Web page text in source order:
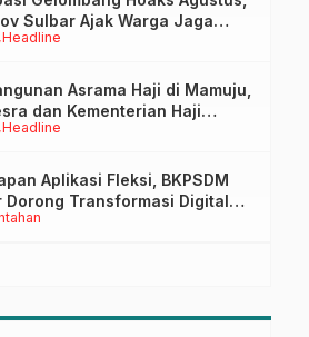
Headline
Sulbar Ajak Warga Jaga
Digital
Headline
Asrama Haji di Mamuju,
dan Kementerian Haji
Lokasi
Aplikasi Fleksi, BKPSDM
Dorong Transformasi Digital
Kehadiran ASN